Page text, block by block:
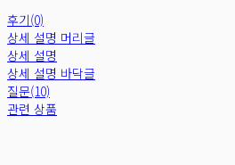
후기(0)
상세 설명 머리글
상세 설명
상세 설명 바닥글
질문(10)
관련 상품